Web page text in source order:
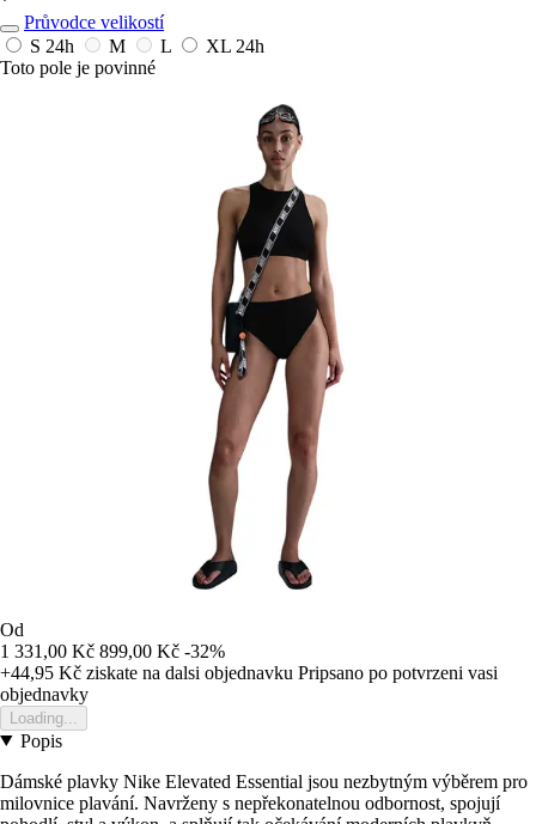
Průvodce velikostí
S 24h M L XL 24h
Toto pole je povinné
Od
1 331,00 Kč 899,00 Kč -32%
+44,95 Kč ziskate na dalsi objednavku Pripsano po potvrzeni vasi
objednavky
Loading...
Popis
Dámské plavky Nike Elevated Essential jsou nezbytným výběrem pro
milovnice plavání. Navrženy s nepřekonatelnou odbornost, spojují